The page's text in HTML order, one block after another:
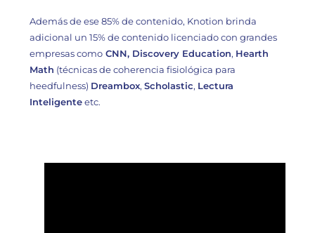
Además de ese 85% de contenido, Knotion brinda
adicional un 15% de contenido licenciado con grandes
empresas como CNN, Discovery Education, Hearth
Math (técnicas de coherencia fisiológica para
heedfulness) Dreambox,Scholastic, Lectura
Inteligenteetc.